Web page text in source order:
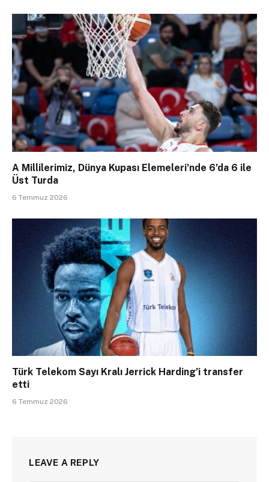
A Millilerimiz, Dünya Kupası Elemeleri’nde 6’da 6 ile
Üst Turda
6 Temmuz 2026
Türk Telekom Sayı Kralı Jerrick Harding’i transfer
etti
6 Temmuz 2026
LEAVE A REPLY